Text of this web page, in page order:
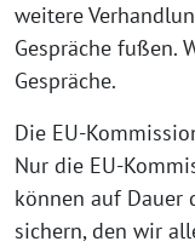
weitere
Gespräche fußen.
Gespräche.
Die EU-
Nur die EU-
können auf Dauer
sichern, den wir